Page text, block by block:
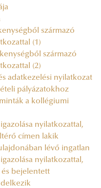
származó
(1)
származó
(2)
adatkezelési nyilatkozat
pályázatokhoz
a kollégiumi
nyilatkozattal,
címen lakik
lévő ingatlan
nyilatkozattal,
bejelentett